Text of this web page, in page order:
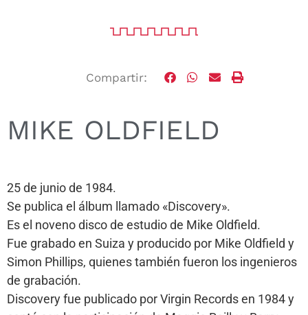
Compartir:
MIKE OLDFIELD
25 de junio de 1984.
Se publica el álbum llamado «Discovery».
Es el noveno disco de estudio de Mike Oldfield.
Fue grabado en Suiza y producido por Mike Oldfield y
Simon Phillips, quienes también fueron los ingenieros
de grabación.
Discovery fue publicado por Virgin Records en 1984 y